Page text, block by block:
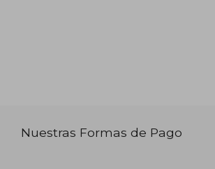
Nuestras Formas de Pago